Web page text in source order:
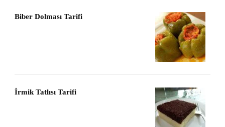
Biber Dolması Tarifi
İrmik Tatlısı Tarifi